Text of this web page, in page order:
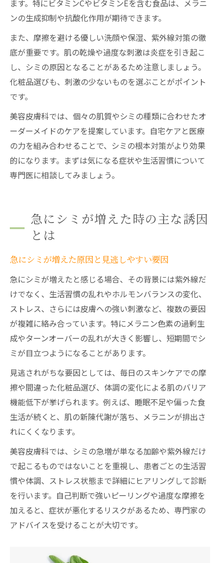
ます。特にビタミンCやビタミンEを含む食品は、メラニ
ンの生成抑制や抗酸化作用が期待できます。
また、摩擦を避ける優しい洗顔や保湿、紫外線対策の徹
底が重要です。肌の乾燥や過度な刺激は炎症を引き起こ
し、シミの原因となることがあるため注意しましょう。
化粧品選びも、刺激の少ないものを選ぶことがポイント
です。
美容皮膚科では、個々の肌質やシミの種類に合わせたオ
ーダーメイドのケアを提案しています。自宅ケアと医療
の力を組み合わせることで、シミの根本対策がより効果
的になります。まずは気になる症状や生活習慣について
専門医に相談してみましょう。
急にシミが増えた時の主な誘因
とは
急にシミが増えた原因と見逃しやすい要因
急にシミが増えたと感じる場合、その背景には紫外線だ
けでなく、生活習慣の乱れやホルモンバランスの変化、
ストレス、さらには皮膚への強い刺激など、複数の要因
が複雑に絡み合っています。特にメラニン色素の過剰生
成やターンオーバーの乱れが大きく影響し、短期間でシ
ミが目立つようになることがあります。
見逃されがちな要因としては、毎日のスキンケアでの摩
擦や間違った化粧品選び、体調の変化による肌のバリア
機能低下が挙げられます。例えば、睡眠不足や偏った食
生活が続くと、肌の新陳代謝が落ち、メラニンが排出さ
れにくくなります。
美容皮膚科では、シミの急増が単なる加齢や紫外線だけ
で起こるものではないことを重視し、患者ごとの生活習
慣や体調、ストレス状態まで詳細にヒアリングして診断
を行います。自己判断で強いピーリングや過度な摩擦を
加えると、症状が悪化するリスクがあるため、専門家の
アドバイスを受けることが大切です。